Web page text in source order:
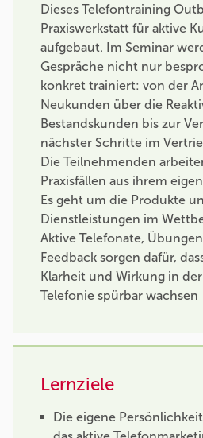
Dieses Telefontraining
Praxiswerkstatt für aktive
aufgebaut. Im Seminar
Gespräche nicht nur
konkret trainiert: von der
Neukunden über die
Bestandskunden bis zur
nächster Schritte im
Die Teilnehmenden
Praxisfällen aus ihrem
Es geht um die Produkte
Dienstleistungen im
Aktive Telefonate,
Feedback sorgen dafür,
Klarheit und Wirkung in
Telefonie spürbar wachsen
Lernziele
Die eigene